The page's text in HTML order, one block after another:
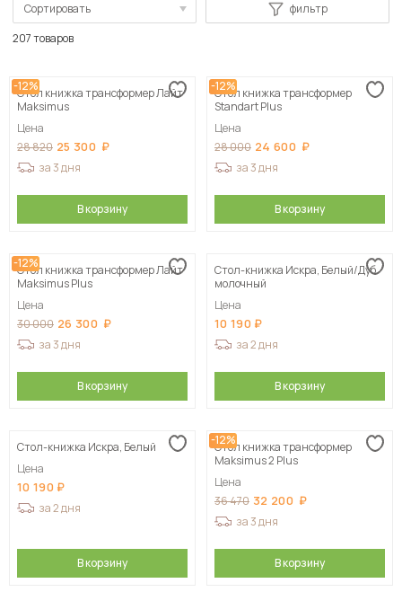
Сортировать
Сначала дорогие
фильтр
207 товаров
-12%
Стол книжка трансформер Лайт
Maksimus
Цена
28 820 25 300
за 3 дня
В корзину
-12%
Стол книжка трансформер
Standart Plus
Цена
28 000 24 600
за 3 дня
В корзину
-12%
Стол книжка трансформер Лайт
Maksimus Plus
Цена
30 000 26 300
за 3 дня
В корзину
Стол-книжка Искра, Белый/Дуб
молочный
Цена
10 190
за 2 дня
В корзину
Стол-книжка Искра, Белый
Цена
10 190
за 2 дня
В корзину
-12%
Стол книжка трансформер
Maksimus 2 Plus
Цена
36 470 32 200
за 3 дня
В корзину